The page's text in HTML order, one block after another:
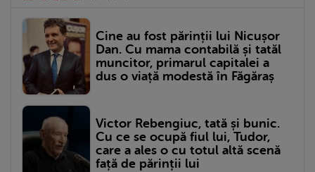
Cine au fost părinții lui Nicușor
Dan. Cu mama contabilă și tatăl
muncitor, primarul capitalei a
dus o viață modestă în Făgăraș
Victor Rebengiuc, tată și bunic.
Cu ce se ocupă fiul lui, Tudor,
care a ales o cu totul altă scenă
față de părinții lui